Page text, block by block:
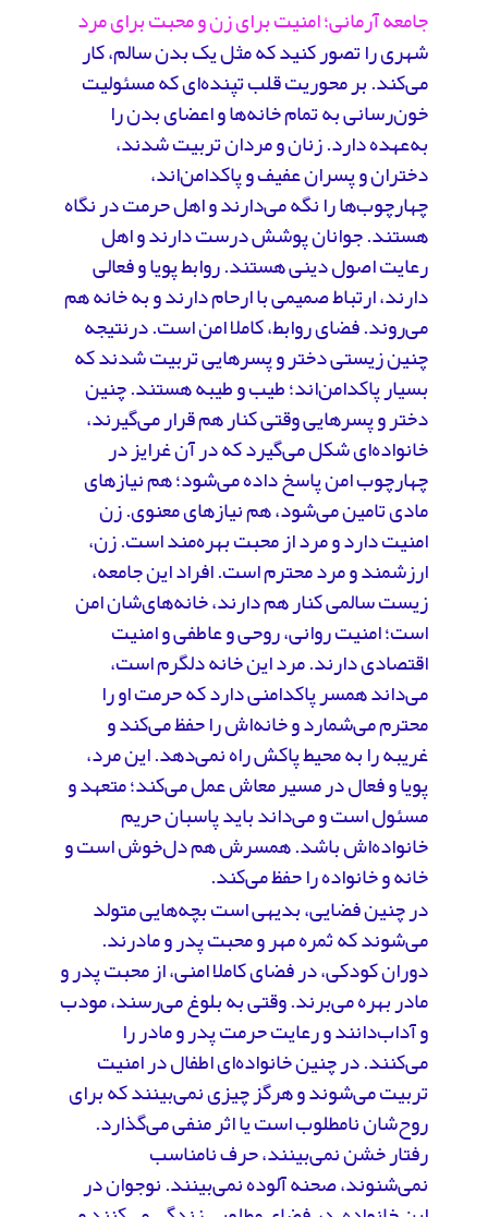
جامعه آرمانی؛ امنیت برای زن و محبت برای مرد
شهری را تصور کنید که مثل یک بدن سالم، کار
می‌کند. بر محوریت قلب تپنده‌ای که مسئولیت
خون‌رسانی به تمام خانه‌ها و اعضای بدن را
به‌عهده دارد. زنان و مردان تربیت شدند،
دختران و پسران عفیف و پاکدامن‌اند،
چهارچوب‌ها را نگه می‌‌دارند و اهل حرمت در نگاه
هستند. جوانان پوشش درست دارند و اهل
رعایت اصول دینی هستند. روابط پویا و فعالی
دارند، ارتباط صمیمی با ارحام‌ دارند و به خانه هم
می‌روند. فضای روابط، کاملا امن است. درنتیجه
چنین زیستی دختر و پسرهایی تربیت شدند که
بسیار پاکدامن‌اند؛ طیب و طیبه هستند. چنین
دختر و پسرهایی وقتی کنار هم قرار می‌گیرند،
خانواده‌ای شکل می‌گیرد که در آن غرایز در
چهارچوب امن پاسخ داده می‌شود؛ هم نیازهای
مادی تامین می‌شود، هم نیازهای معنوی. زن
امنیت دارد و مرد از محبت بهره‌مند است. زن،
ارزشمند و مرد محترم است. افراد این جامعه،
زیست سالمی کنار هم دارند، خانه‌های‌شان امن
است؛ امنیت روانی، روحی و عاطفی و امنیت
اقتصادی دارند. مرد این خانه دلگرم است،
می‌داند همسر پاکدامنی دارد که حرمت او را
محترم می‌شمارد و خانه‌اش را حفظ می‌کند و
غریبه را به محیط پاکش راه نمی‌دهد. این مرد،
پویا و فعال در مسیر معاش عمل می‌کند؛ متعهد و
مسئول است و می‌داند باید پاسبان حریم
خانواده‌اش باشد. همسرش هم دل‌خوش است و
خانه و خانواده را حفظ می‌کند.
در چنین فضایی، بدیهی است بچه‌هایی متولد
می‌شوند که ثمره مهر و محبت پدر و مادرند.
دوران کودکی، در فضای کاملا امنی، از محبت پدر و
مادر بهره می‌برند. وقتی به بلوغ می‌رسند، مودب
و آداب‌دانند و رعایت حرمت پدر و مادر را
می‌کنند. در چنین خانواده‌ای اطفال در امنیت
تربیت می‌شوند و هرگز چیزی نمی‌بینند که برای
روح‌شان نامطلوب است یا اثر منفی می‌گذارد.
رفتار خشن نمی‌بینند، حرف نامناسب
نمی‌شنوند، صحنه‌ آلوده نمی‌بینند. نوجوان در